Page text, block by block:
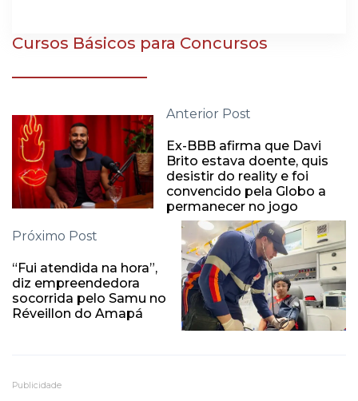
Cursos Básicos para Concursos
Anterior Post
Ex-BBB afirma que Davi
Brito estava doente, quis
desistir do reality e foi
convencido pela Globo a
permanecer no jogo
Próximo Post
“Fui atendida na hora”,
diz empreendedora
socorrida pelo Samu no
Réveillon do Amapá
Publicidade